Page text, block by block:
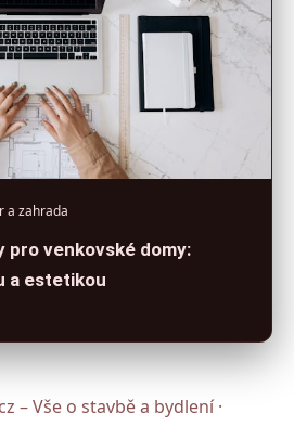
a zahrada
pro venkovské domy:
a estetikou
– Vše o stavbě a bydlení ·